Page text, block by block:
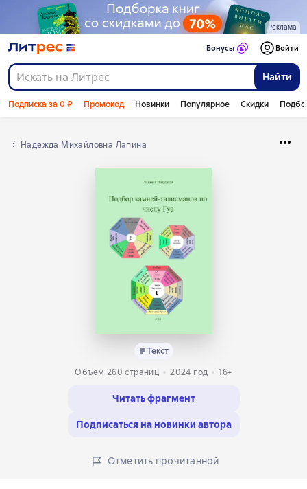
Реклама
Найти
Бонусы Войти
Подписка за 0 ₽ Промокод Новинки Популярное Скидки
Надежда Михайловна Лапина
Текст
Объем 260 страниц
2024 год 16+
Читать фрагмент
Подписаться на новинки автора
Отметить прочитанной